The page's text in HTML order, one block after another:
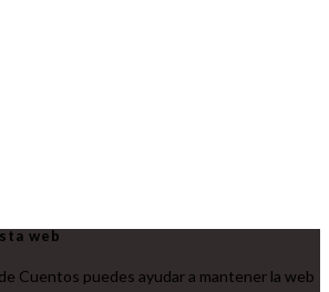
web
Cuentos puedes ayudar a mantener la web